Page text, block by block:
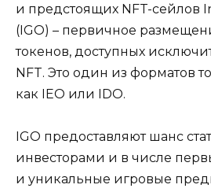
и предстоящих NFT-сейлов
(IGO) – первичное
токенов, доступных
NFT. Это один из форматов
как IEO или IDO.
IGO предоставляют шанс
инвесторами и в числе
и уникальные игровые